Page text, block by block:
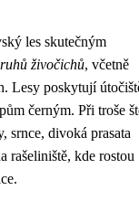
les skutečným
živočichů, včetně
Lesy poskytují
černým. Při troše
srnce, divoká prasata
rašeliniště, kde rostou